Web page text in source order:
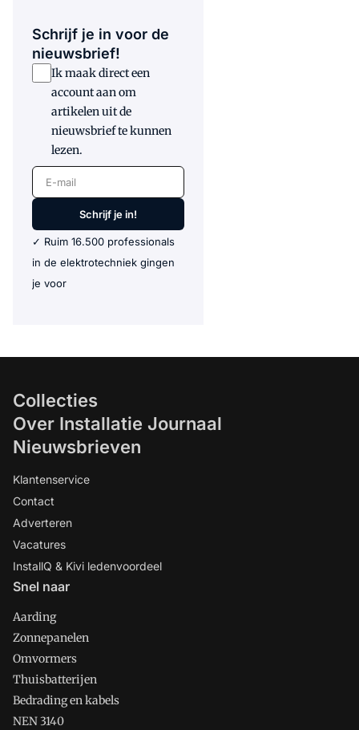
Schrijf je in voor de
nieuwsbrief!
Ik maak direct een
account aan om
artikelen uit de
nieuwsbrief te kunnen
lezen.
E-mail
Schrijf je in!
✓ Ruim 16.500 professionals
in de elektrotechniek gingen
je voor
Collecties
Over Installatie Journaal
Nieuwsbrieven
Klantenservice
Contact
Adverteren
Vacatures
InstallQ & Kivi ledenvoordeel
Snel naar
Aarding
Zonnepanelen
Omvormers
Thuisbatterijen
Bedrading en kabels
NEN 3140